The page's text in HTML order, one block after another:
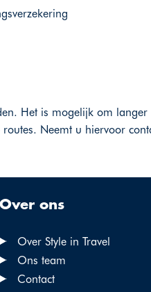
Het is mogelijk om
Neemt u hiervoor
Over ons
Over Style in Travel
Ons team
Contact